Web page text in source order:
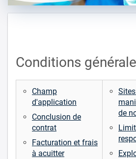
Conditions
Champ
d'application
Conclusion de
contrat
Facturation et frais
à acuitter
de